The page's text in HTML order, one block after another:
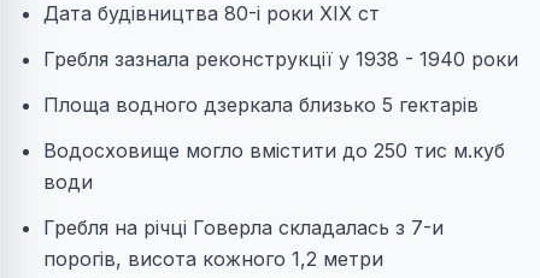
Дата будівництва 80-і роки XIX ст
Гребля зазнала реконструкції у 1938 - 1940 роки
Площа водного дзеркала близько 5 гектарів
Водосховище могло вмістити до 250 тис м.куб
води
Гребля на річці Говерла складалась з 7-и
порогів, висота кожного 1,2 метри